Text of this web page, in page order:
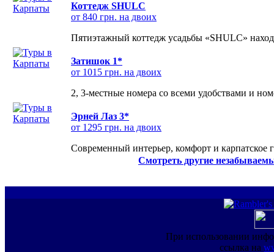
Коттедж SHULC
от 840 грн. на двоих
Пятиэтажный коттедж усадьбы «SHULC»
Затишок 1*
от 1015 грн. на двоих
2, 3-местные номера со всеми удобствами и
Эрней Лаз 3*
от 1295 грн. на двоих
Современный интерьер, комфорт и карпатское
Смотреть другие
При использовании
ссылка на